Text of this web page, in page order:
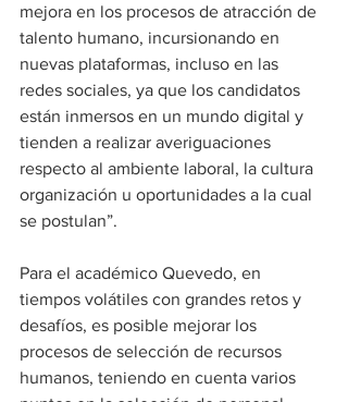
mejora en los procesos de atracción de
talento humano, incursionando en
nuevas plataformas, incluso en las
redes sociales, ya que los candidatos
están inmersos en un mundo digital y
tienden a realizar averiguaciones
respecto al ambiente laboral, la cultura
organización u oportunidades a la cual
se postulan”.
Para el académico Quevedo, en
tiempos volátiles con grandes retos y
desafíos, es posible mejorar los
procesos de selección de recursos
humanos, teniendo en cuenta varios